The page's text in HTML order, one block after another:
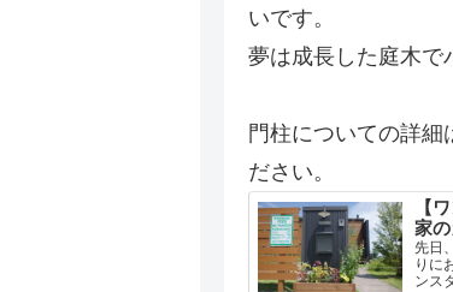
いです。
夢は成長した庭木で
門柱についての詳
ださい。
【
家
先日
りに
ンス